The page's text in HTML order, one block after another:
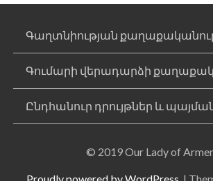
Գաղտնիության
Գումարի վերադարձի
Ընդհանուր դրույթներ և
© 2019 Our Lady of